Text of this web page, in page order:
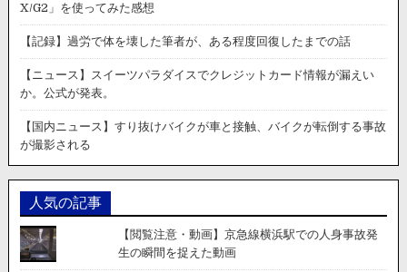
る
中
央
自
車
道
ラ
と
衝
突
X/G2」を使ってみた感想
【記録】過労で体を壊した筆者が、ある程度回復したまでの話
【ニュース】スイーツパラダイスでクレジットカード情報が漏えい
か。公式が発表。
【国内ニュース】すり抜けバイクが車と接触、バイクが転倒する事故
が撮影される
人気の記事
【閲覧注意・動画】京急線横浜駅での人身事故発
生の瞬間を捉えた動画